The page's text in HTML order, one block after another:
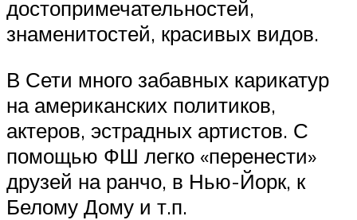
достопримечательностей,
знаменитостей, красивых видов.
В Сети много забавных карикатур
на американских политиков,
актеров, эстрадных артистов. С
помощью ФШ легко «перенести»
друзей на ранчо, в Нью-Йорк, к
Белому Дому и т.п.